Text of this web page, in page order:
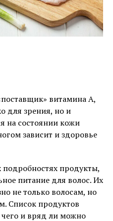
витамина А,
для зрения, но и
на состоянии кожи
зависит и здоровье
подробностях продукты,
питание для волос. Их
не только волосам, но
Список продуктов
чего и вряд ли можно